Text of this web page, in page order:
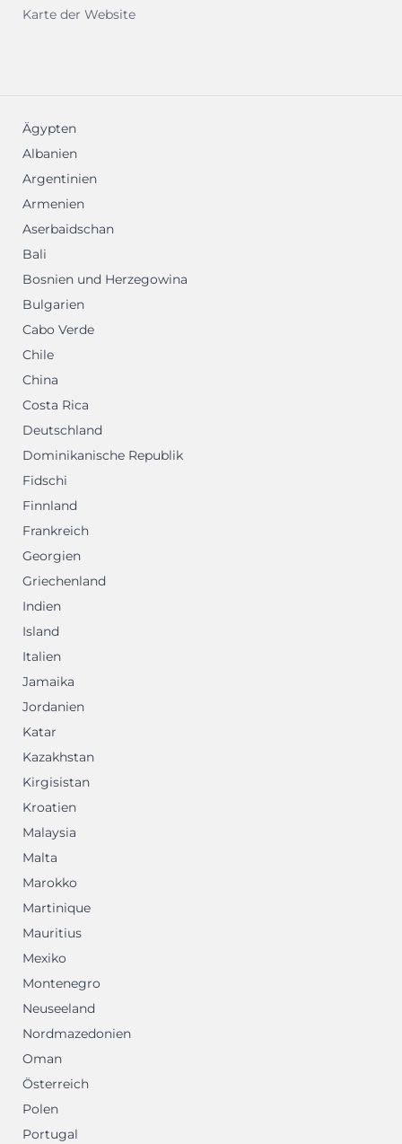
Karte der Website
Ägypten
Albanien
Argentinien
Armenien
Aserbaidschan
Bali
Bosnien und Herzegowina
Bulgarien
Cabo Verde
Chile
China
Costa Rica
Deutschland
Dominikanische Republik
Fidschi
Finnland
Frankreich
Georgien
Griechenland
Indien
Island
Italien
Jamaika
Jordanien
Katar
Kazakhstan
Kirgisistan
Kroatien
Malaysia
Malta
Marokko
Martinique
Mauritius
Mexiko
Montenegro
Neuseeland
Nordmazedonien
Oman
Österreich
Polen
Portugal